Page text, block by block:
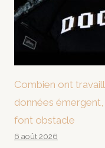
Combien ont
données
font obstacle
6 août 2026